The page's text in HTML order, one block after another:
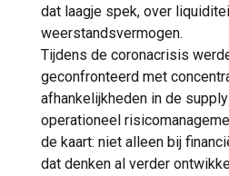
dat laagje spek, over
weerstandsvermogen.
Tijdens de coronacrisis
geconfronteerd met
afhankelijkheden in de
operationeel
de kaart: niet alleen bij
dat denken al verder